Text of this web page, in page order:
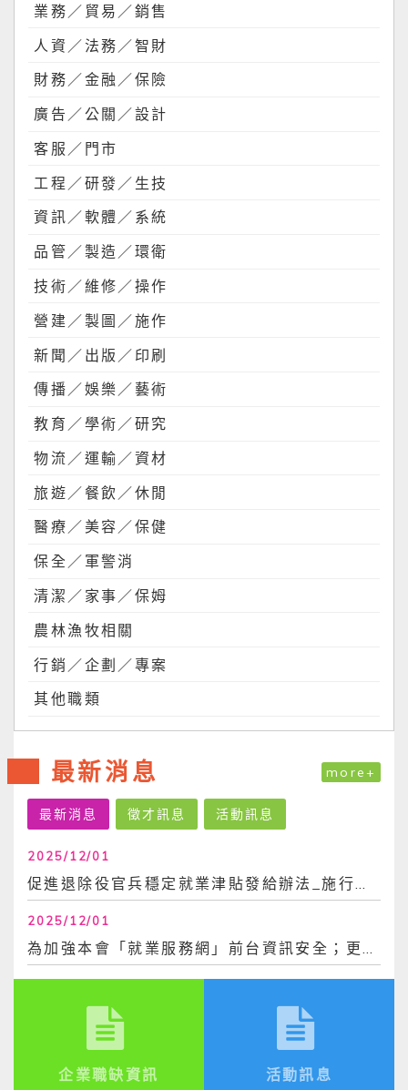
業務／貿易／銷售
人資／法務／智財
財務／金融／保險
廣告／公關／設計
客服／門市
工程／研發／生技
資訊／軟體／系統
品管／製造／環衛
技術／維修／操作
營建／製圖／施作
新聞／出版／印刷
傳播／娛樂／藝術
教育／學術／研究
物流／運輸／資材
旅遊／餐飲／休閒
醫療／美容／保健
保全／軍警消
清潔／家事／保姆
農林漁牧相關
行銷／企劃／專案
其他職類
最新消息 more+
最新消息 徵才訊息 活動訊息
2025/12/01
2025/12/01
企業職缺資訊 活動訊息